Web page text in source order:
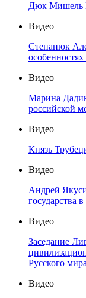
Дюк Мишель
Видео
Степанюк
Видео
Марина
российской
Видео
Князь
Видео
Андрей
государства
Видео
Заседание
Русского
Видео